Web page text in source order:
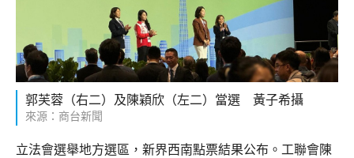
郭芙蓉（右二）及陳穎欣（左二）當選 黃子希攝
來源：商台新聞
立法會選舉地方選區，新界西南點票結果公布。工聯會陳